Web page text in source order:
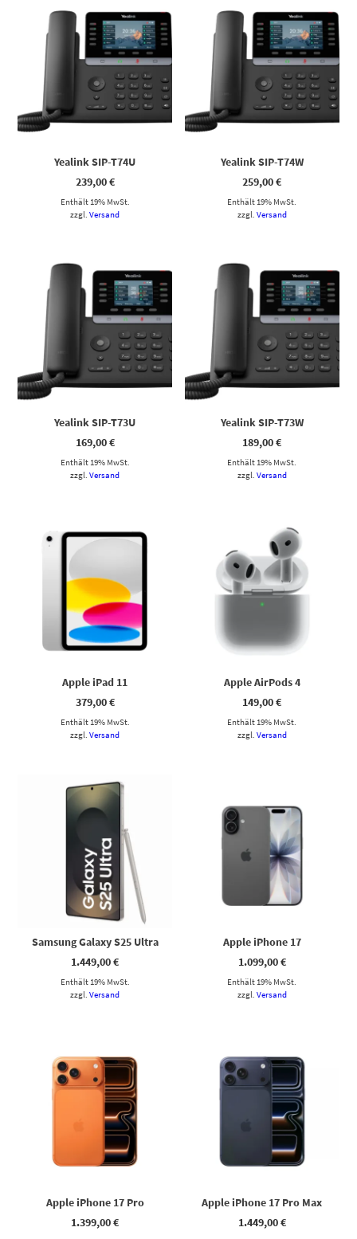
Yealink SIP-T74U
239,00€
Enthält 19% MwSt.
zzgl.Versand
Yealink SIP-T74W
259,00€
Enthält 19% MwSt.
zzgl. Versand
Yealink SIP-T73U
169,00€
Enthält 19% MwSt.
zzgl.Versand
Yealink SIP-T73W
189,00€
Enthält 19% MwSt.
zzgl. Versand
Apple iPad 11
379,00€
Enthält 19% MwSt.
zzgl.Versand
Apple AirPods 4
149,00€
Enthält 19% MwSt.
zzgl. Versand
Samsung Galaxy S25 Ultra
1.449,00€
Enthält 19% MwSt.
zzgl.Versand
Apple iPhone 17
1.099,00€
Enthält 19% MwSt.
zzgl. Versand
Apple iPhone 17 Pro
1.399,00€
Apple iPhone 17 Pro Max
1.449,00€